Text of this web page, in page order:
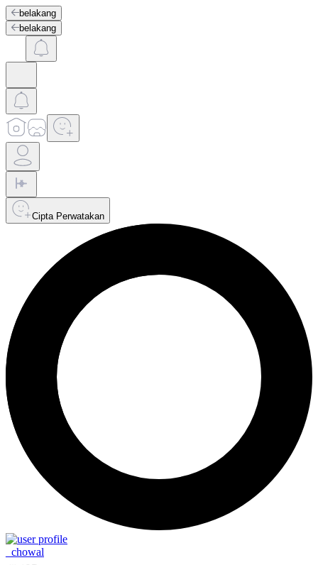
belakang
belakang
Cipta Perwatakan
_chowal